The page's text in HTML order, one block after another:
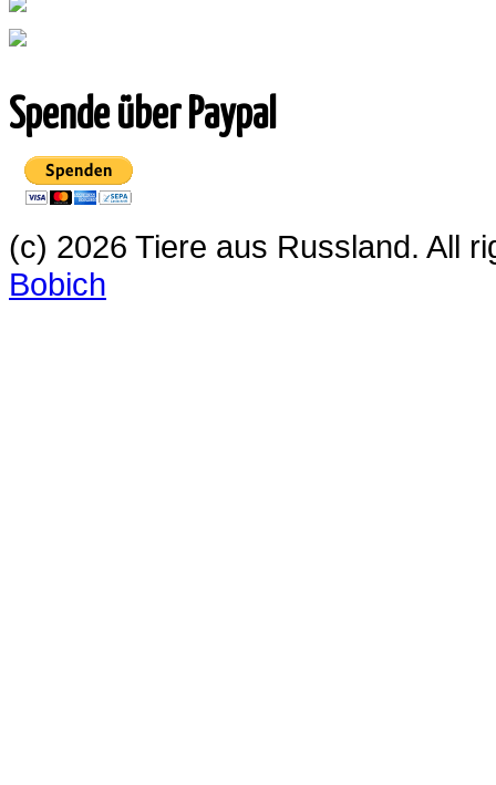
Spende über Paypal
(c) 2026 Tiere aus Russland. All
Bobich